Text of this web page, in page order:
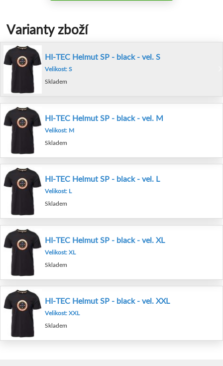
Varianty zboží
HI-TEC Helmut SP - black - vel. S
Velikost: S
Skladem
HI-TEC Helmut SP - black - vel. M
Velikost: M
Skladem
HI-TEC Helmut SP - black - vel. L
Velikost: L
Skladem
HI-TEC Helmut SP - black - vel. XL
Velikost: XL
Skladem
HI-TEC Helmut SP - black - vel. XXL
Velikost: XXL
Skladem